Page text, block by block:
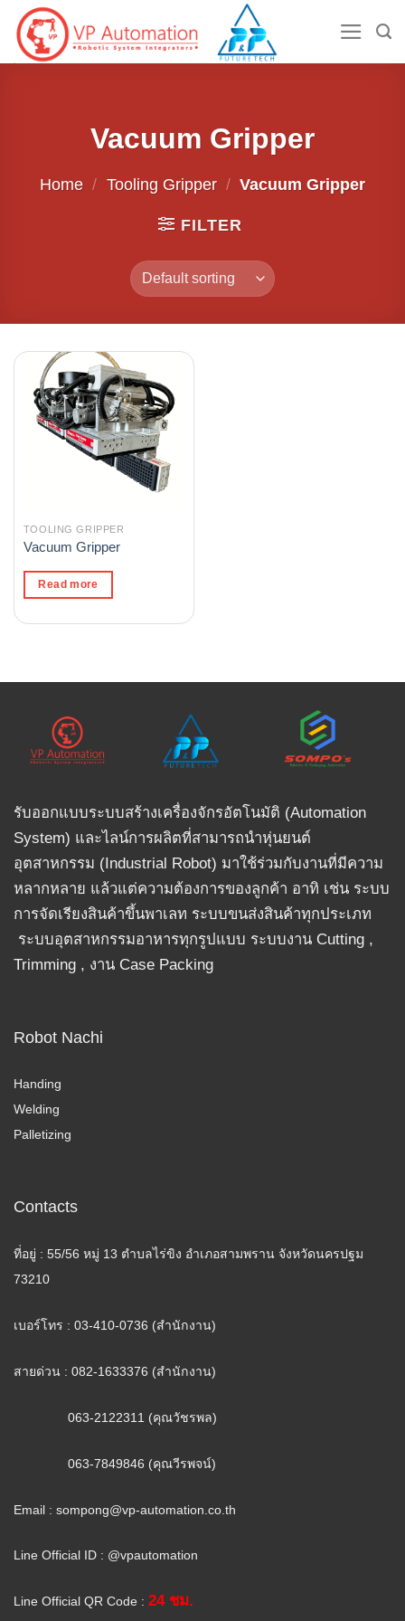
ข้าม
ไป
ยัง
Vacuum Gripper
Home / Tooling Gripper / Vacuum Gripper
FILTER
TOOLING GRIPPER
Vacuum Gripper
Read more
รับออกแบบระบบสร้างเครื่องจักรอัตโนมัติ (Automation
System) และไลน์การผลิตที่สามารถนำหุ่นยนต์
อุตสาหกรรม (Industrial Robot) มาใช้ร่วมกับงานที่มีความ
หลากหลาย แล้วแต่ความต้องการของลูกค้า อาทิ เช่น ระบบ
การจัดเรียงสินค้าขึ้นพาเลท ระบบขนส่งสินค้าทุกประเภท
ระบบอุตสาหกรรมอาหารทุกรูปแบบ ระบบงาน Cutting ,
Trimming , งาน Case Packing
Robot Nachi
Handing
Welding
Palletizing
Contacts
ที่อยู่ : 55/56 หมู่ 13 ตำบลไร่ขิง อำเภอสามพราน จังหวัดนครปฐม
73210
เบอร์โทร : 03-410-0736 (สำนักงาน)
สายด่วน : 082-1633376 (สำนักงาน)
063-2122311 (คุณวัชรพล)
063-7849846 (คุณวีรพจน์)
Email : sompong@vp-automation.co.th
Line Official ID : @vpautomation
Line Official QR Code : 24 ชม.